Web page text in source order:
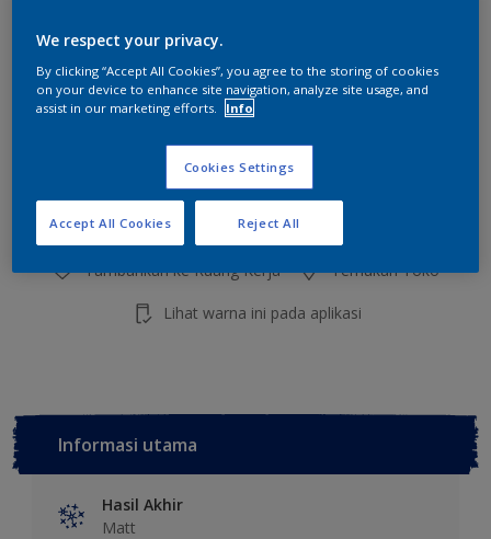
Ukuran
2.5 L 20 L
Kalkulator cat
Hitung
Tambahkan ke Ruang Kerja Temukan Toko
Lihat warna ini pada aplikasi
Informasi utama
Hasil Akhir
Matt
We respect your privacy.
By clicking “Accept All Cookies”, you agree to the storing of cookies
on your device to enhance site navigation, analyze site usage, and
assist in our marketing efforts.
Info
Cookies Settings
Reject All
Accept All Cookies